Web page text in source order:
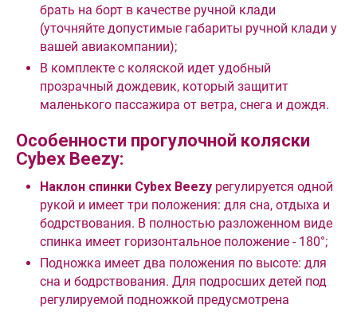
брать на борт в качестве ручной клади
(уточняйте допустимые габариты ручной клади у
вашей авиакомпании);
В комплекте с коляской идет удобный
прозрачный дождевик, который защитит
маленького пассажира от ветра, снега и дождя.
Особенности прогулочной коляски
Cybex Beezy:
Наклон спинки Cybex Beezy регулируется одной
рукой и имеет три положения: для сна, отдыха и
бодрствования. В полностью разложенном виде
спинка имеет горизонтальное положение - 180°;
Подножка имеет два положения по высоте: для
сна и бодрствования. Для подросших детей под
регулируемой подножкой предусмотрена